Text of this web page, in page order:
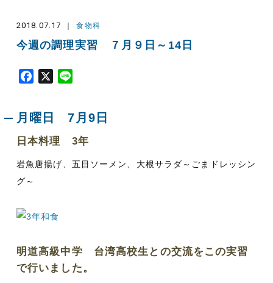
2018.07.17 食物科
今週の調理実習 ７月９日～14日
e
b
o
o
X
e
月曜日 7月9日
日本料理 3年
岩魚唐揚げ、五目ソーメン、大根サラダ～ごまドレッシン
グ～
明道高級中学 台湾高校生との交流をこの実習
で行いました。